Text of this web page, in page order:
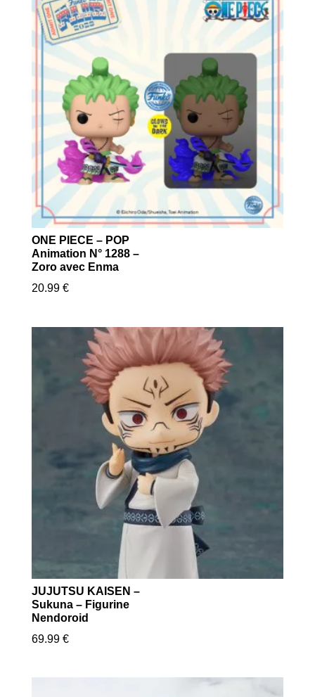
ONE PIECE – POP
Animation N° 1288 –
Zoro avec Enma
20.99 €
JUJUTSU KAISEN –
Sukuna – Figurine
Nendoroid
69.99 €